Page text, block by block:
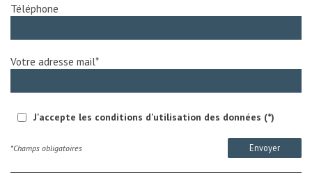
Téléphone
Votre adresse mail*
J'accepte les conditions d'utilisation des données (*)
Envoyer
*Champs obligatoires